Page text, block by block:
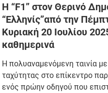
Η “F1” στον Θερινό
“Ελληνίς”από την
Κυριακή 20 Ιουλίου
καθημερινά
Η πολυαναμενόμενη ταινία
ταχύτητας στο επίκεντρο
ενός πρώην οδηγού που